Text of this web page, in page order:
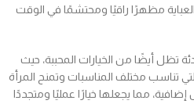
العباية مظهرًا راقيًا ومحتشمًا في الوقت
تظل أيضًا من الخيارات المحببة، حيث
تناسب مختلف المناسبات وتمنح المرأة
مما يجعلها خيارًا عمليًا ومتجددًا